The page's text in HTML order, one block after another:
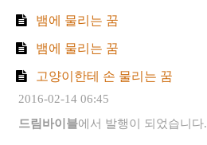
뱀에 물리는 꿈
뱀에 물리는 꿈
고양이한테 손 물리는 꿈
2016-02-14 06:45
드림바이블에서 발행이 되었습니다.